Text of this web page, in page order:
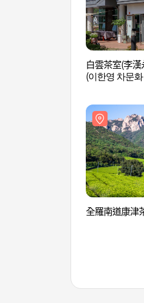
白雲茶室(李
(이한영 차문
全羅南道康津